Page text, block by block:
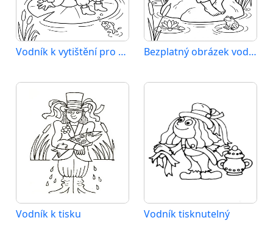
Vodník k vytištění pro děti Bezplatný obrázek vodníka
Vodník k tisku Vodník tisknutelný